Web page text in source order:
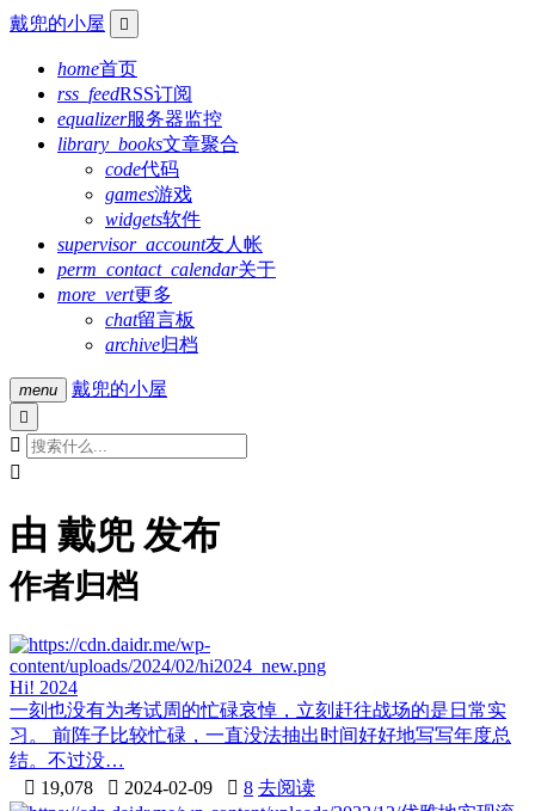
戴兜的小屋 
home首页
rss_feedRSS订阅
equalizer服务器监控
library_books文章聚合
code代码
games游戏
widgets软件
supervisor_account友人帐
perm_contact_calendar关于
more_vert更多
chat留言板
archive归档
menu 戴兜的小屋



由 戴兜 发布
作者归档
Hi! 2024
一刻也没有为考试周的忙碌哀悼，立刻赶往战场的是日常实
习。 前阵子比较忙碌，一直没法抽出时间好好地写写年度总
结。不过没…
 19,078  2024-02-09  8 去阅读